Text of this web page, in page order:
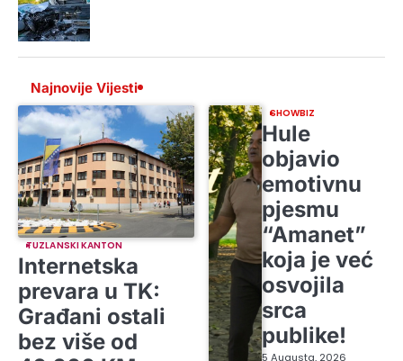
Najnovije Vijesti
TUZLANSKI KANTON
Internetska
prevara u TK:
Građani ostali
bez više od
SHOWBIZ
Hule
objavio
emotivnu
pjesmu
“Amanet”
koja je već
osvojila
srca
publike!
5 Augusta, 2026